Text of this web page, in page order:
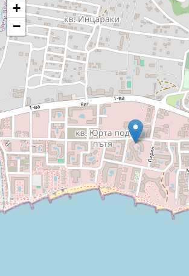
+
−